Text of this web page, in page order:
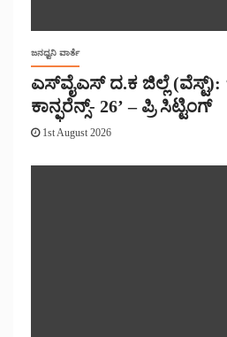
ಜನಧ್ವನಿ ವಾರ್ತೆ
ಎಸ್‌ವೈಎಸ್ ದ.ಕ ಜಿಲ್ಲೆ (ವೆಸ್ಟ್):
ಕಾನ್ಫರೆನ್ಸ್- 26’ – ಪ್ರಿ ಸಿಟ್ಟಿಂಗ್
1st August 2026